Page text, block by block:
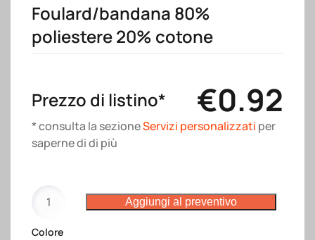
Foulard/bandana 80%
poliestere 20% cotone
Prezzo di listino* €0.92
* consulta la sezioneServizi personalizzati per
saperne di di più
Foulard/bandana
cotone
Aggiungi al preventivo
Colore